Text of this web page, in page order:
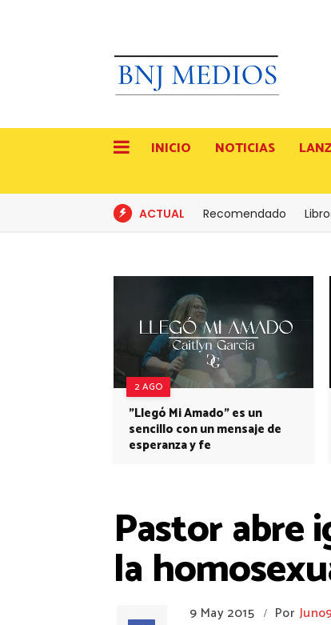
INICIO NOTICIAS
ACTUAL Recomendado
2 AGO
"Llegó Mi Amado" es un
sencillo con un mensaje de
esperanza y fe
Pastor abre
la
9 May 2015 / Por